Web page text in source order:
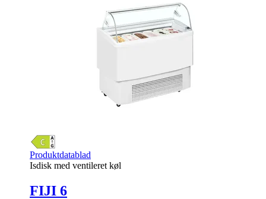
Produktdatablad
Isdisk med ventileret køl
FIJI 6